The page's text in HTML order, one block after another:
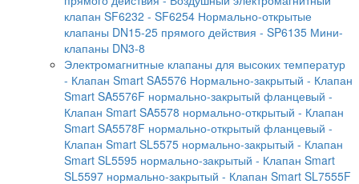
клапан SF6232 - SF6254 Нормально-открытые
клапаны DN15-25 прямого действия - SP6135 Мини-
клапаны DN3-8
Электромагнитные клапаны для высоких температур
- Клапан Smart SA5576 Нормально-закрытый - Клапан
Smart SA5576F нормально-закрытый фланцевый -
Клапан Smart SA5578 нормально-открытый - Клапан
Smart SA5578F нормально-открытый фланцевый -
Клапан Smart SL5575 нормально-закрытый - Клапан
Smart SL5595 нормально-закрытый - Клапан Smart
SL5597 нормально-закрытый - Клапан Smart SL7555F